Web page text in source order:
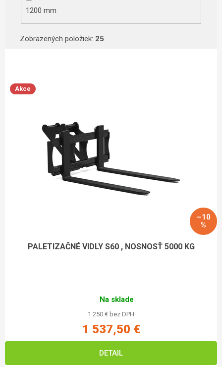
1200 mm
Zobrazených položiek: 25
Akce
–10
%
PALETIZAČNÉ VIDLY S60 , NOSNOSŤ 5000 KG
Na sklade
1 250 € bez DPH
1 537,50 €
DETAIL